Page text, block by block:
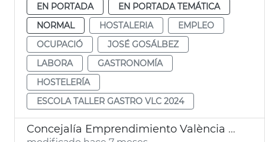
EN PORTADA
EN PORTADA TEMÁTICA
NORMAL
HOSTALERIA
EMPLEO
OCUPACIÓ
JOSÉ GOSÁLBEZ
LABORA
GASTRONOMÍA
HOSTELERÍA
ESCOLA TALLER GASTRO VLC 2024
Concejalía Emprendimiento València ayudas 757 nuevos proyectos